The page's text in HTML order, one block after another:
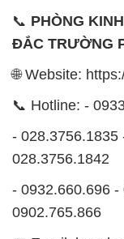
- 028.3756.1835
0902.765.866
📧 Email:
ĐỊA CHỈ
1229C Quốc